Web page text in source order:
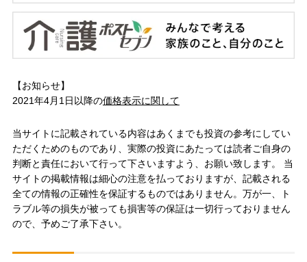
【お知らせ】
2021年4月1日以降の価格表示に関して
当サイトに記載されている内容はあくまでも投資の参考にしてい
ただくためのものであり、実際の投資にあたっては読者ご自身の
判断と責任において行って下さいますよう、お願い致します。 当
サイトの掲載情報は細心の注意を払っておりますが、記載される
全ての情報の正確性を保証するものではありません。万が一、ト
ラブル等の損失が被っても損害等の保証は一切行っておりません
ので、予めご了承下さい。